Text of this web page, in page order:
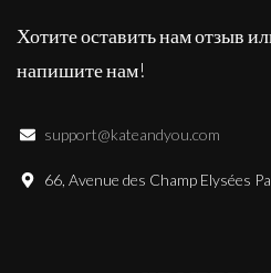
Хотите оставить нам отзыв
напишите нам!
support@kateandyou.com
66, Avenue des Champ Elysées